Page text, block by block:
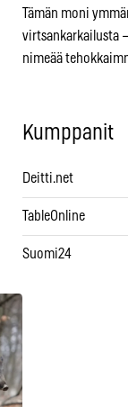
Tämän moni
virtsankarkailusta
nimeää
Kumppanit
Deitti.net
TableOnline
Suomi24